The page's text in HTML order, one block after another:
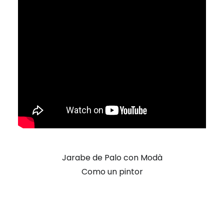
Jarabe de Palo con Modà
Como un pintor